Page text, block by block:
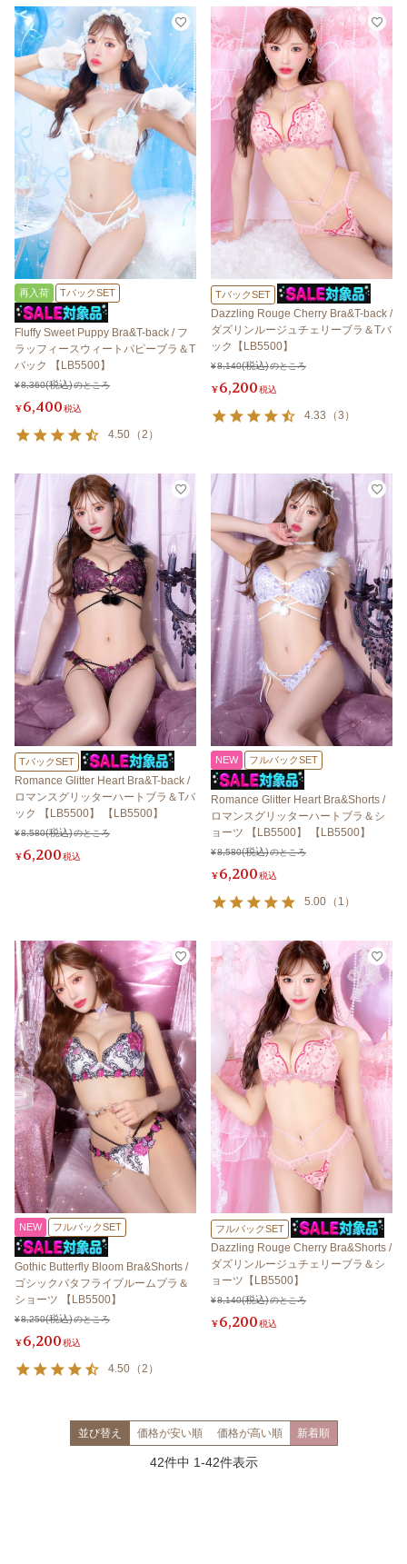
再入荷 TバックSET
Fluffy Sweet Puppy Bra&T-back / フ
ラッフィースウィートパピーブラ＆T
バック 【LB5500】
¥8,360 のところ
¥6,400税込
4.50 （2 ）
TバックSET
Dazzling Rouge Cherry Bra&T-back /
ダズリンルージュチェリーブラ＆Tバ
ック【LB5500】
¥8,140 のところ
¥6,200税込
4.33 （3 ）
TバックSET
Romance Glitter Heart Bra&T-back /
ロマンスグリッターハートブラ＆Tバ
ック 【LB5500】 【LB5500】
¥8,580 のところ
¥6,200税込
NEW フルバックSET
Romance Glitter Heart Bra&Shorts /
ロマンスグリッターハートブラ＆シ
ョーツ 【LB5500】 【LB5500】
¥8,580 のところ
¥6,200税込
5.00 （ 1 ）
NEW フルバックSET
Gothic Butterfly Bloom Bra&Shorts /
ゴシックバタフライブルームブラ＆
ショーツ 【LB5500】
¥8,250 のところ
¥6,200税込
4.50 （2 ）
フルバックSET
Dazzling Rouge Cherry Bra&Shorts /
ダズリンルージュチェリーブラ＆シ
ョーツ【LB5500】
¥8,140 のところ
¥6,200税込
並び替え 価格が安い順 価格が高い順 新着順
42件中 1-42件表示